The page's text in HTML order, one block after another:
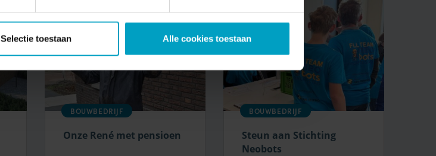
Selectie toestaan Alle cookies toestaan
BOUWBEDRIJF
Onze René met pensioen
BOUWBEDRIJF
Steun aan Stichting
Neobots